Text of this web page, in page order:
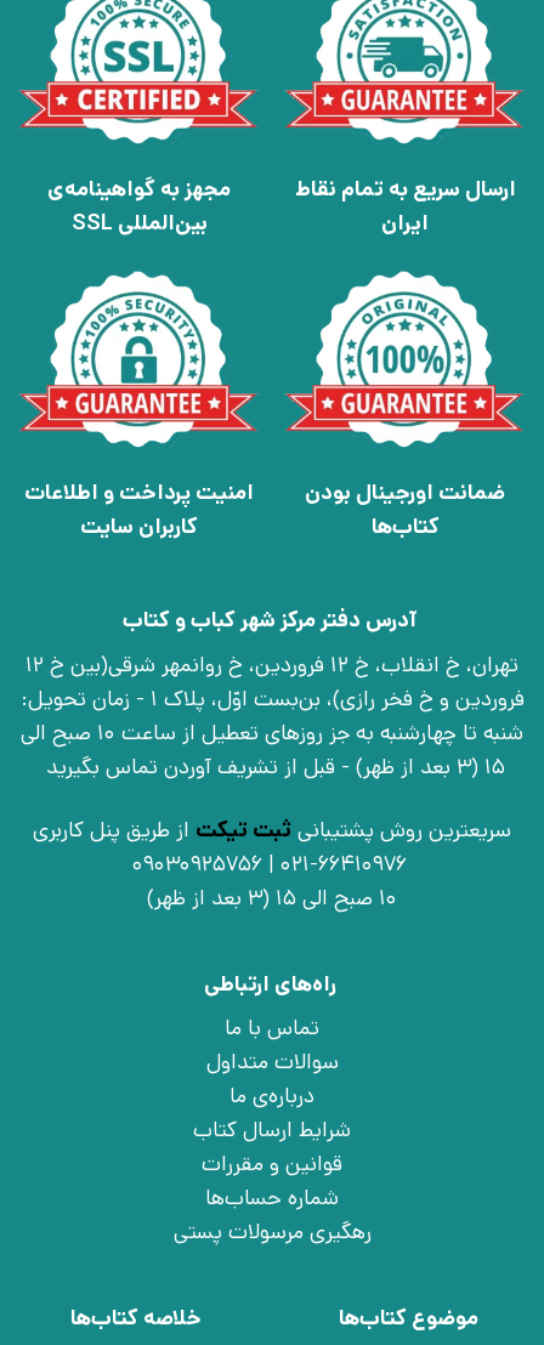
ارسال سریع به تمام نقاط
ایران
مجهز به گواهینامه‌ی
بین‌المللی SSL
ضمانت اورجینال بودن
کتاب‌ها
امنیت پرداخت و اطلاعات
کاربران سایت
آدرس دفتر مرکز شهر کباب و کتاب
تهران، خ انقلاب، خ 12 فروردین، خ روانمهر شرقی(بین خ 12
فروردین و خ فخر رازی)، بن‌بست اوّل، پلاک 1 - زمان تحویل:
شنبه تا چهارشنبه به جز روزهای تعطیل از ساعت 10 صبح الی
15 (3 بعد از ظهر) - قبل از تشریف آوردن تماس بگیرید
سریعترین روش پشتیبانی ثبت تیکت از طریق پنل کاربری
021-66410976 | 09030925756
10 صبح الی 15 (3 بعد از ظهر)
راه‌های ارتباطی
تماس با ما
سوالات متداول
درباره‌ی ما
شرایط ارسال کتاب
قوانین و مقررات
شماره حساب‌ها
رهگیری مرسولات پستی
موضوع کتاب‌ها
خلاصه کتاب‌ها